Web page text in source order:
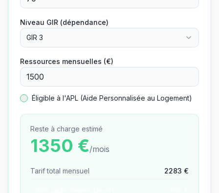
Niveau GIR (dépendance)
GIR 3
Ressources mensuelles (€)
Éligible à l'APL (Aide Personnalisée au Logement)
Reste à charge estimé
1350 €/mois
Tarif total mensuel 2283 €